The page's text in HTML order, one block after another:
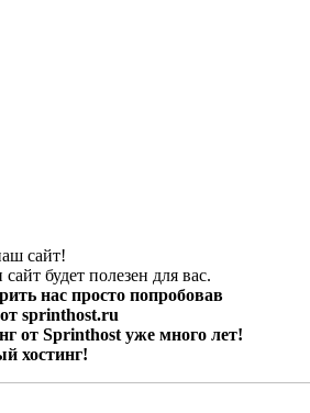
сайт!
будет полезен для вас.
нас просто попробовав
sprinthost.ru
от Sprinthost уже много лет!
хостинг!